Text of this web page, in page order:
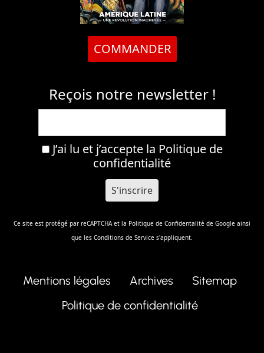
COMMANDER
Reçois notre newsletter !
J’ai lu et j’accepte la Politique de
confidentialité
Ce site est protégé par reCAPTCHA et la Politique de Confidentalité de Google ainsi
que les Conditions de Service s'appliquent.
Mentions légales Archives
Sitemap
Politique de confidentialité